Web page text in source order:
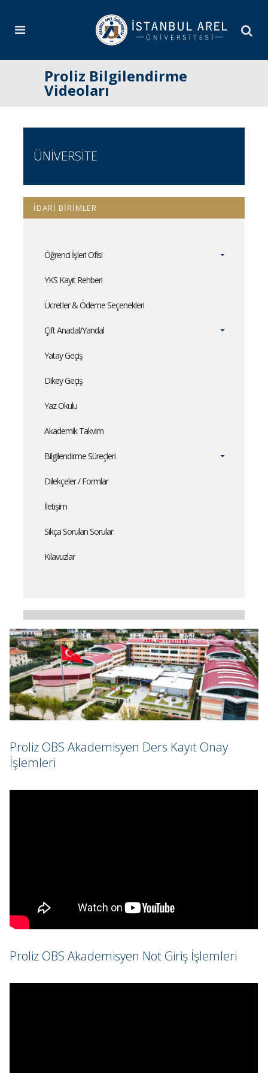
Proliz Bilgilendirme
Videoları
ÜNİVERSİTE
İDARİ BİRİMLER
Öğrenci İşleri Ofisi
YKS Kayıt Rehberi
Ücretler & Ödeme Seçenekleri
Çift Anadal/Yandal
Yatay Geçiş
Dikey Geçiş
Yaz Okulu
Akademik Takvim
Bilgilendirme Süreçleri
Dilekçeler / Formlar
İletişim
Sıkça Sorulan Sorular
Kılavuzlar
Proliz OBS Akademisyen Ders Kayıt Onay
İşlemleri
Proliz OBS Akademisyen Not Giriş İşlemleri